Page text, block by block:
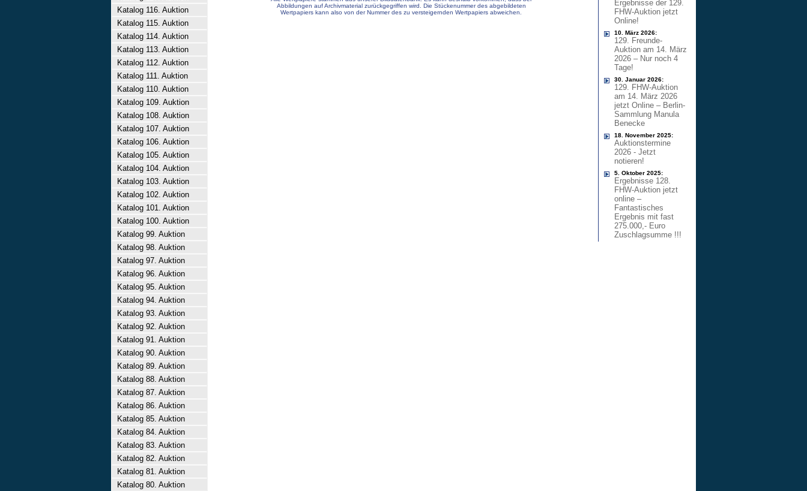
Katalog 116. Auktion
Katalog 115. Auktion
Katalog 114. Auktion
Katalog 113. Auktion
Katalog 112. Auktion
Katalog 111. Auktion
Katalog 110. Auktion
Katalog 109. Auktion
Katalog 108. Auktion
Katalog 107. Auktion
Katalog 106. Auktion
Katalog 105. Auktion
Katalog 104. Auktion
Katalog 103. Auktion
Katalog 102. Auktion
Katalog 101. Auktion
Katalog 100. Auktion
Katalog 99. Auktion
Katalog 98. Auktion
Katalog 97. Auktion
Katalog 96. Auktion
Katalog 95. Auktion
Katalog 94. Auktion
Katalog 93. Auktion
Katalog 92. Auktion
Katalog 91. Auktion
Katalog 90. Auktion
Katalog 89. Auktion
Katalog 88. Auktion
Katalog 87. Auktion
Katalog 86. Auktion
Katalog 85. Auktion
Katalog 84. Auktion
Katalog 83. Auktion
Katalog 82. Auktion
Katalog 81. Auktion
Katalog 80. Auktion
Abbildungen auf Archivmaterial zurückgegriffen wird. Die Stückenummer des abgebildeten
Wertpapiers kann also von der Nummer des zu versteigernden Wertpapiers abweichen.
Ergebnisse der 129.
FHW-Auktion jetzt
Online!
10. März 2026:
129. Freunde-
Auktion am 14. März
2026 – Nur noch 4
Tage!
30. Januar 2026:
129. FHW-Auktion
am 14. März 2026
jetzt Online – Berlin-
Sammlung Manula
Benecke
18. November 2025:
Auktionstermine
2026 - Jetzt
notieren!
5. Oktober 2025:
Ergebnisse 128.
FHW-Auktion jetzt
online –
Fantastisches
Ergebnis mit fast
275.000,- Euro
Zuschlagsumme !!!